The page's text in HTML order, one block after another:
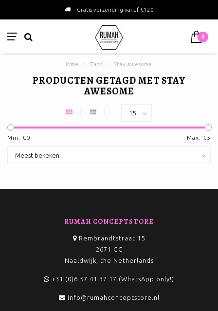
Gratis verzending vanaf €120
0
Home Tags Stay awesome
PRODUCTEN GETAGD MET STAY
AWESOME
Min: €0 Max: €5
RUMAH CONCEPTSTORE
Rembrandtstraat 15
2671 GC
Naaldwijk, the Netherlands
+31 (0)6 57 41 37 17 (WhatsApp only!)
info@rumahconceptstore.nl